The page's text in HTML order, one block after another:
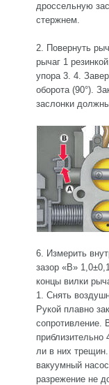
дроссельную
стержнем.
2. Повернуть
рычаг 1
упора 3. 4.
оборота (90°).
заслонки
6. Измерить
зазор «В»
концы вилки
1. Снять
Рукой плавно
сопротивление.
ли в них
вакуумный
разрежение не